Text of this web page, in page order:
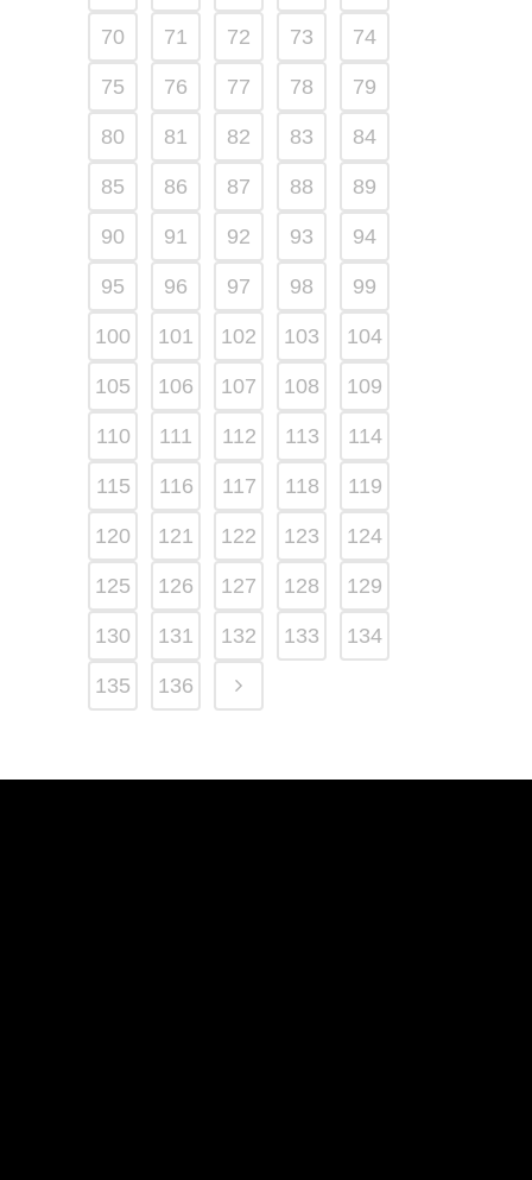
70 71 72 73 74
75 76 77 78 79
80 81 82 83 84
85 86 87 88 89
90 91 92 93 94
95 96 97 98 99
100 101 102 103 104
105 106 107 108 109
110 111 112 113 114
115 116 117 118 119
120 121 122 123 124
125 126 127 128 129
130 131 132 133 134
135 136